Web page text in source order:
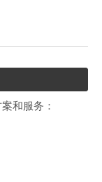
和服务：